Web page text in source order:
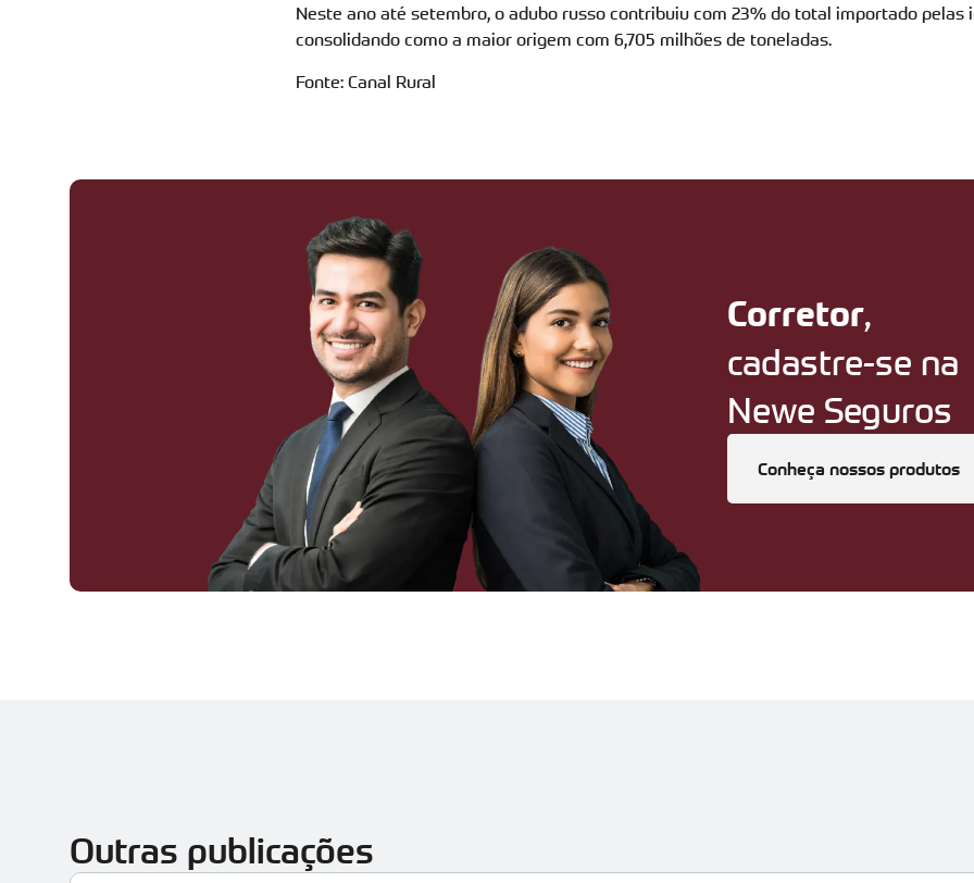
Neste ano até setembro, o adubo russo contribuiu com 23% do total importado pelas
consolidando como a maior origem com 6,705 milhões de toneladas.
Fonte: Canal Rural
Corretor,
cadastre-se na
Newe Seguros
Conheça nossos produtos
Outras publicações